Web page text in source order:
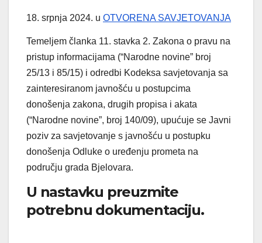
18. srpnja 2024. u OTVORENA SAVJETOVANJA
Temeljem članka 11. stavka 2. Zakona o pravu na
pristup informacijama (“Narodne novine” broj
25/13 i 85/15) i odredbi Kodeksa savjetovanja sa
zainteresiranom javnošću u postupcima
donošenja zakona, drugih propisa i akata
(“Narodne novine”, broj 140/09), upućuje se Javni
poziv za savjetovanje s javnošću u postupku
donošenja Odluke o uređenju prometa na
području grada Bjelovara.
U nastavku preuzmite
potrebnu dokumentaciju.